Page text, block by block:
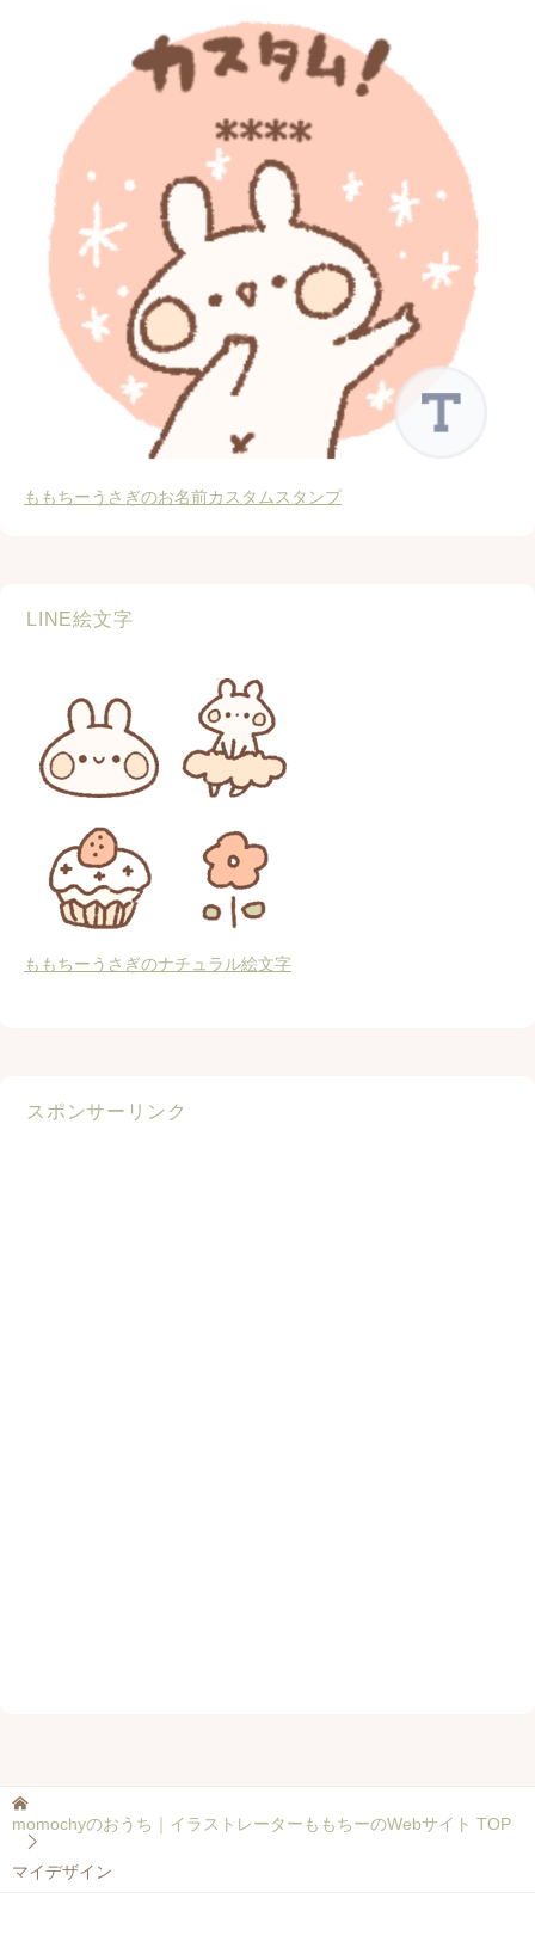
ももちーうさぎのお名前カスタムスタンプ
LINE絵文字
ももちーうさぎのナチュラル絵文字
スポンサーリンク
momochyのおうち｜イラストレーターももちーのWebサイト TOP
マイデザイン